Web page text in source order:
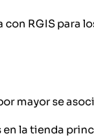
con RGIS
mayor se
la tienda